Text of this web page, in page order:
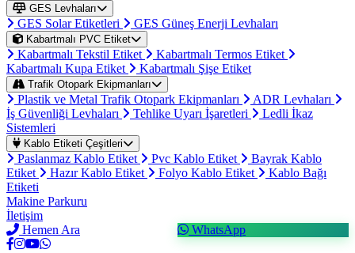
GES Levhaları
GES Solar Etiketleri GES Güneş Enerji Levhaları
Kabartmalı PVC Etiket
Kabartmalı Tekstil Etiket
Kabartmalı Termos Etiket
Kabartmalı Kupa Etiket
Kabartmalı Şişe Etiket
Trafik Otopark Ekipmanları
Plastik ve Metal Trafik Otopark Ekipmanları
ADR Levhaları
İş Güvenliği Levhaları
Tehlike Uyarı İşaretleri
Ledli İkaz
Sistemleri
Kablo Etiketi Çeşitleri
Paslanmaz Kablo Etiket Pvc Kablo Etiket
Bayrak Kablo
Etiket
Hazır Kablo Etiket Folyo Kablo Etiket
Kablo Bağı
Etiketi
Makine Parkuru
İletişim
Hemen Ara
WhatsApp